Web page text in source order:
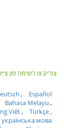
צוריק צו רשימה פון
Español
Bahasa Melayu
Việt
Türkçe
українська мова